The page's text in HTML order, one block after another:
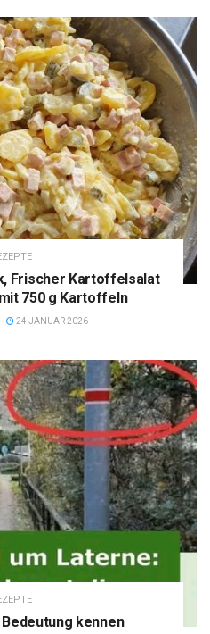
Frischer Kartoffelsalat
750 g Kartoffeln
24 JANUAR 2026
kennen